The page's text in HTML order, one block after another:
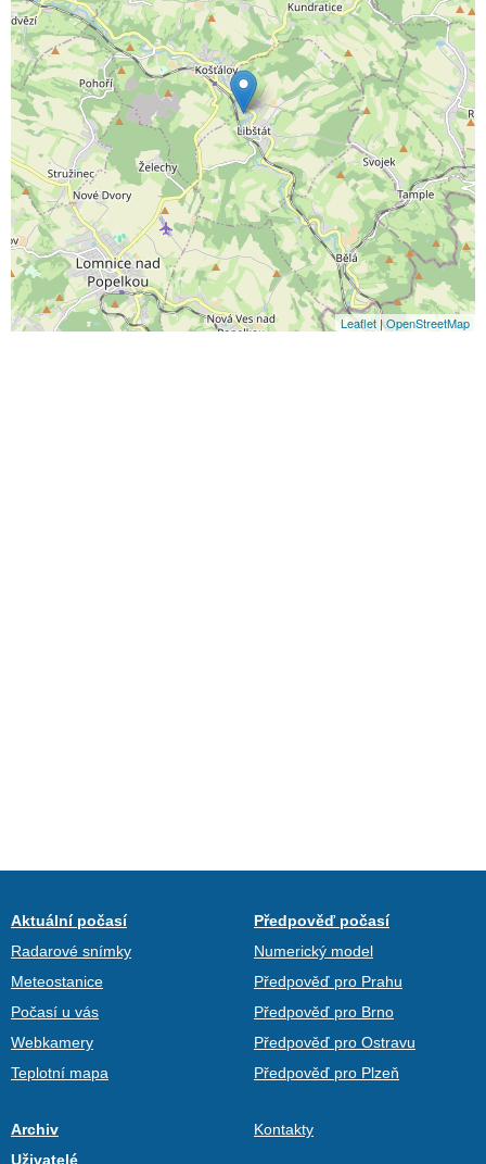
Leaflet|OpenStreetMap
Aktuální počasí
Radarové snímky
Meteostanice
Počasí u vás
Webkamery
Teplotní mapa
Předpověď počasí
Numerický model
Předpověď pro Prahu
Předpověď pro Brno
Předpověď pro Ostravu
Předpověď pro Plzeň
Archiv
Uživatelé
Kontakty